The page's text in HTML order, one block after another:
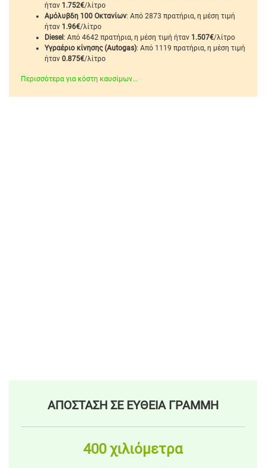
ήταν 1.752€/λίτρο
Αμόλυβδη 100 Οκτανίων: Από 2873 πρατήρια, η μέση τιμή
ήταν 1.96€/λίτρο
Diesel: Από 4642 πρατήρια, η μέση τιμή ήταν 1.507€/λίτρο
Υγραέριο κίνησης (Autogas): Από 1119 πρατήρια, η μέση τιμή
ήταν 0.875€/λίτρο
Περισσότερα για κόστη καυσίμων...
ΑΠΟΣΤΑΣΗ ΣΕ ΕΥΘΕΙΑ ΓΡΑΜΜΗ
400 χιλιόμετρα